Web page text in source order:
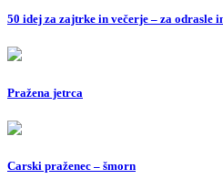
50 idej za zajtrke in večerje – za odrasle
Pražena jetrca
Carski praženec – šmorn